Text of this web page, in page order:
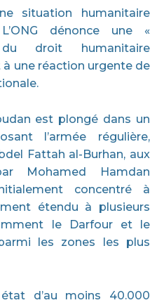
situation humanitaire
dénonce une «
droit humanitaire
une réaction urgente de
est plongé dans un
l’armée régulière,
Fattah al-Burhan, aux
Mohamed Hamdan
concentré à
étendu à plusieurs
le Darfour et le
les zones les plus
d’au moins 40.000